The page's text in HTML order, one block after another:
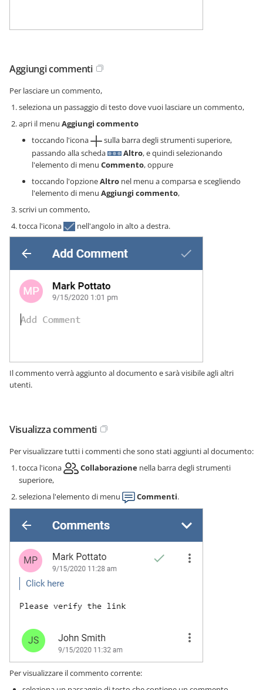
Aggiungi commenti
Per lasciare un commento,
seleziona un passaggio di testo dove vuoi lasciare un commento,
apri il menu Aggiungi commento
toccando l'icona
sulla barra degli strumenti superiore,
passando alla scheda
Altro, e quindi selezionando
l'elemento di menu Commento, oppure
toccando l'opzioneAltro nel menu a comparsa e scegliendo
l'elemento di menu Aggiungi commento,
scrivi un commento,
tocca l'icona
nell'angolo in alto a destra.
Il commento verrà aggiunto al documento e sarà visibile agli altri
utenti.
Visualizza commenti
Per visualizzare tutti i commenti che sono stati aggiunti al documento:
tocca l'icona
Collaborazione nella barra degli strumenti
superiore,
seleziona l'elemento di menu
Commenti.
Per visualizzare il commento corrente: